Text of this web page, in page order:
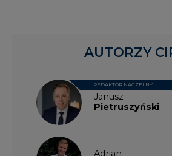
Janusz
Pietruszyński
REDAKTOR NACZELNY
Adrian
AUTORZY